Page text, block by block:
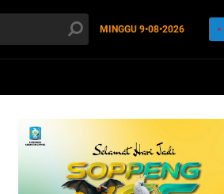
MINGGU 9•08•2026